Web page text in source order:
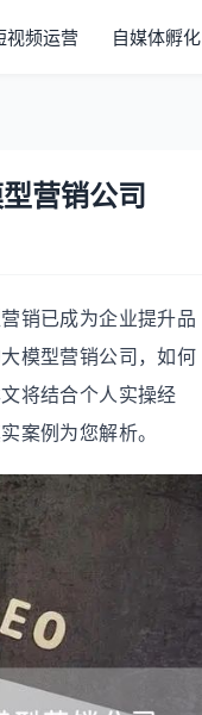
视频运营 自媒体孵化
营销公司
销已成为企业提升品
模型营销公司，如何
将结合个人实操经
案例为您解析。